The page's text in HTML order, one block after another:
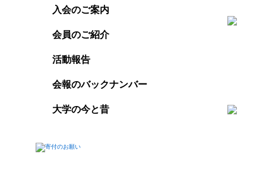
入会のご案内
会員のご紹介
活動報告
会報のバックナンバー
大学の今と昔